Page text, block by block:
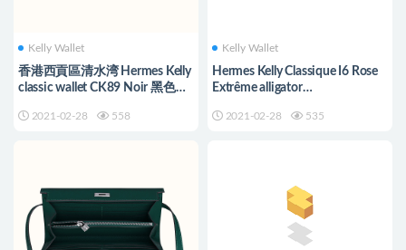
Kelly Wallet
香港西貢區清水湾 Hermes Kelly
classic wallet CK89 Noir 黑色
2021-02-28 558
Kelly Wallet
Hermes Kelly Classique I6 Rose
Extrême alligator
2021-02-28 535